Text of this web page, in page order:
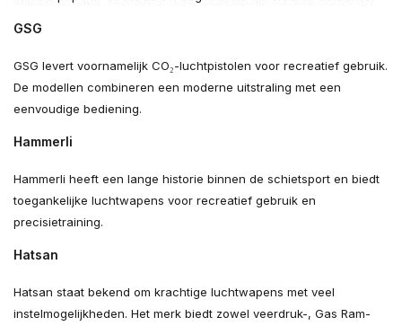
GSG
GSG levert voornamelijk CO₂-luchtpistolen voor recreatief gebruik.
De modellen combineren een moderne uitstraling met een
eenvoudige bediening.
Hammerli
Hammerli heeft een lange historie binnen de schietsport en biedt
toegankelijke luchtwapens voor recreatief gebruik en
precisietraining.
Hatsan
Hatsan staat bekend om krachtige luchtwapens met veel
instelmogelijkheden. Het merk biedt zowel veerdruk-, Gas Ram-